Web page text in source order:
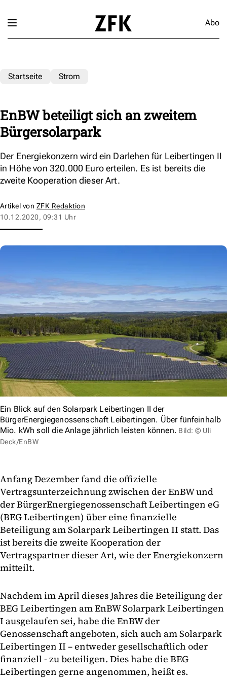
Abo
Startseite Strom
EnBW beteiligt sich an zweitem
Bürgersolarpark
Der Energiekonzern wird ein Darlehen für Leibertingen II
in Höhe von 320.000 Euro erteilen. Es ist bereits die
zweite Kooperation dieser Art.
Artikel von ZFK Redaktion
10.12.2020, 09:31 Uhr
Ein Blick auf den Solarpark Leibertingen II der
BürgerEnergiegenossenschaft Leibertingen. Über fünfeinhalb
Mio. kWh soll die Anlage jährlich leisten können. Bild: © Uli
Deck/EnBW
Anfang Dezember fand die offizielle
Vertragsunterzeichnung zwischen der EnBW und
der BürgerEnergiegenossenschaft Leibertingen eG
(BEG Leibertingen) über eine finanzielle
Beteiligung am Solarpark Leibertingen II statt. Das
ist bereits die zweite Kooperation der
Vertragspartner dieser Art, wie der Energiekonzern
mitteilt.
Nachdem im April dieses Jahres die Beteiligung der
BEG Leibertingen am EnBW Solarpark Leibertingen
I ausgelaufen sei, habe die EnBW der
Genossenschaft angeboten, sich auch am Solarpark
Leibertingen II – entweder gesellschaftlich oder
finanziell - zu beteiligen. Dies habe die BEG
Leibertingen gerne angenommen, heißt es.